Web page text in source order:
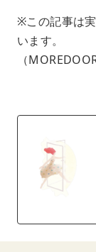
※この記事は
います。
（